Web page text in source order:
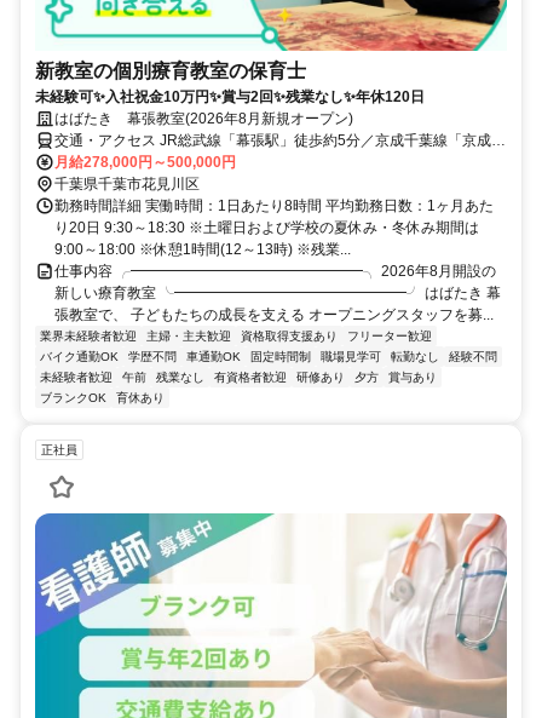
新教室の個別療育教室の保育士
未経験可✨入社祝金10万円✨賞与2回✨残業なし✨年休120日
はばたき 幕張教室(2026年8月新規オープン)
交通・アクセス JR総武線「幕張駅」徒歩約5分／京成千葉線「京成幕
張駅」徒歩約6分
月給278,000円～500,000円
千葉県千葉市花見川区
勤務時間詳細 実働時間：1日あたり8時間 平均勤務日数：1ヶ月あた
り20日 9:30～18:30 ※土曜日および学校の夏休み・冬休み期間は
9:00～18:00 ※休憩1時間(12～13時) ※残業...
仕事内容 ╭━━━━━━━━━━━━━━━━╮ 2026年8月開設の
新しい療育教室 ╰━━━━━━━━━━━━━━━━╯ はばたき 幕
張教室で、 子どもたちの成長を支える オープニングスタッフを募...
業界未経験者歓迎 主婦・主夫歓迎 資格取得支援あり
フリーター歓迎
バイク通勤OK
学歴不問 車通勤OK 固定時間制 職場見学可 転勤なし
経験不問
未経験者歓迎
午前 残業なし 有資格者歓迎 研修あり 夕方
賞与あり
ブランクOK
育休あり
正社員